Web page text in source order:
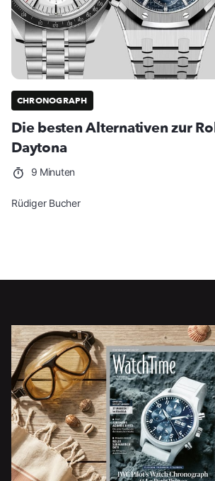
CHRONOGRAPH
Die besten Alternativen zur
Daytona
9 Minuten
Rüdiger Bucher